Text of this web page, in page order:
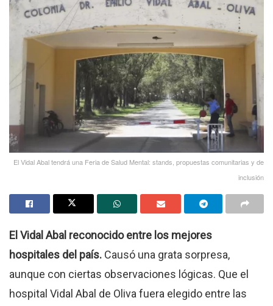
El Vidal Abal tendrá una Feria de Salud Mental: stands, propuestas comunitarias y de
inclusión
El Vidal Abal reconocido entre los mejores
hospitales del país. Causó una grata sorpresa,
aunque con ciertas observaciones lógicas. Que el
hospital Vidal Abal de Oliva fuera elegido entre las